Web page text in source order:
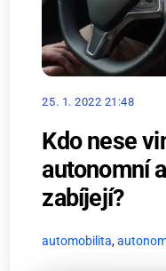
25. 1. 2022 21:48
Kdo nese
autonomní
zabíjejí?
automobilita,